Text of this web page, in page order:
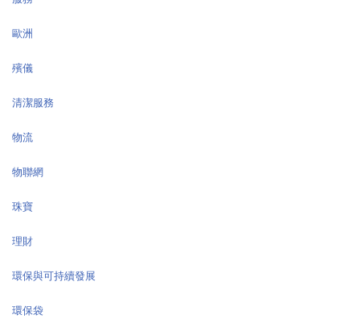
歐洲
殯儀
清潔服務
物流
物聯網
珠寶
理財
環保與可持續發展
環保袋